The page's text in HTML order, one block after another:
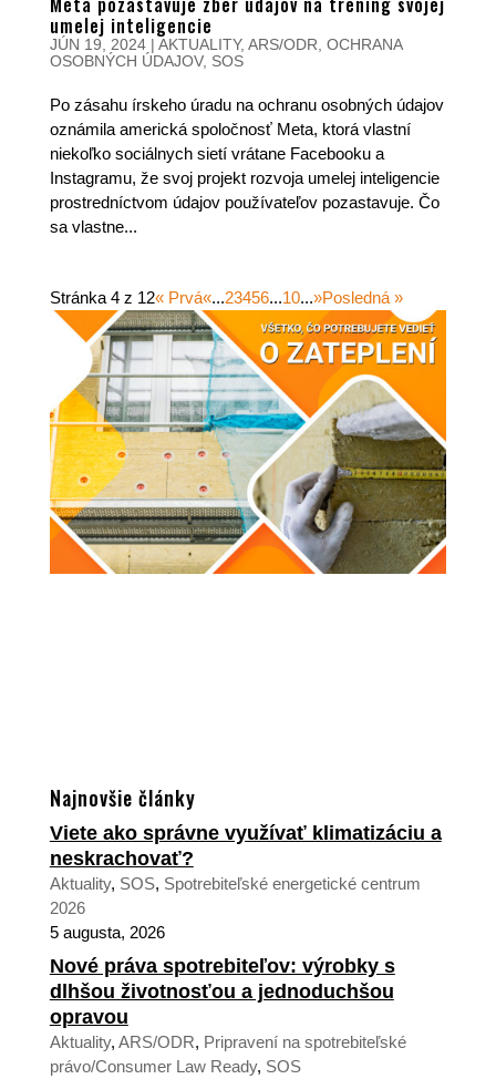
umelej inteligencie
JÚN 19, 2024| AKTUALITY, ARS/ODR OCHRANA
OSOBNÝCH ÚDAJOV, SOS
Po zásahu írskeho úradu na ochranu osobných údajov
oznámila americká spoločnosť Meta, ktorá vlastní
niekoľko sociálnych sietí vrátane Facebooku a
Instagramu, že svoj projekt rozvoja umelej inteligencie
prostredníctvom údajov používateľov pozastavuje. Čo
sa vlastne...
Stránka 4 z 12« Prvá«...23456...10...»Posledná »
Najnovšie články
Viete ako správne využívať klimatizáciu a
neskrachovať?
Aktuality, SOS, Spotrebiteľské energetické centrum
2026
5 augusta, 2026
Nové práva spotrebiteľov: výrobky s
dlhšou životnosťou a jednoduchšou
opravou
Aktuality, ARS/ODR, Pripravení na spotrebiteľské
právo/Consumer Law Ready, SOS